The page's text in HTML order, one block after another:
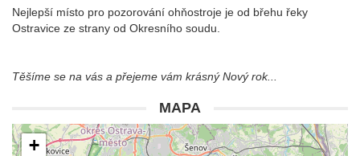
Nejlepší místo pro pozorování ohňostroje je od břehu řeky
Ostravice ze strany od Okresního soudu.
Těšíme se na vás a přejeme vám krásný Nový rok...
MAPA
+